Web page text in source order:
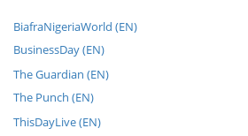
BiafraNigeriaWorld (EN)
BusinessDay (EN)
The Guardian (EN)
The Punch (EN)
ThisDayLive (EN)